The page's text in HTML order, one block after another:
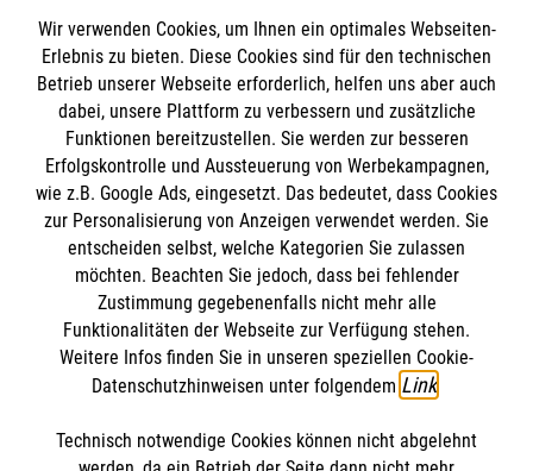
FINDE DEIN ENGAGEMENT
SPENDE AN DIE MALTESER
Richtig reagieren im Brandfall
Erste Hilfe #Wissen für den Ernstfall
Bewerte diesen Artikel
Wir verwenden Cookies, um Ihnen ein optimales Webseiten-
Erlebnis zu bieten. Diese Cookies sind für den technischen
Betrieb unserer Webseite erforderlich, helfen uns aber auch
dabei, unsere Plattform zu verbessern und zusätzliche
Funktionen bereitzustellen. Sie werden zur besseren
Erfolgskontrolle und Aussteuerung von Werbekampagnen,
wie z.B. Google Ads, eingesetzt. Das bedeutet, dass Cookies
zur Personalisierung von Anzeigen verwendet werden. Sie
entscheiden selbst, welche Kategorien Sie zulassen
möchten. Beachten Sie jedoch, dass bei fehlender
Zustimmung gegebenenfalls nicht mehr alle
Funktionalitäten der Webseite zur Verfügung stehen.
Weitere Infos finden Sie in unseren speziellen Cookie-
Datenschutzhinweisen unter folgendem Link
Technisch notwendige Cookies können nicht abgelehnt